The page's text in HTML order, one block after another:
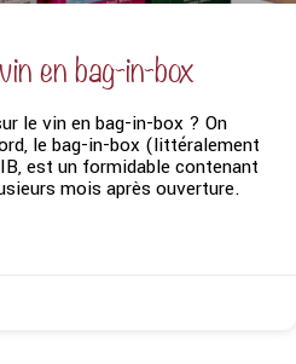
en bag-in-box
le vin en bag-in-box ? On
le bag-in-box (littéralement
est un formidable contenant
mois après ouverture.